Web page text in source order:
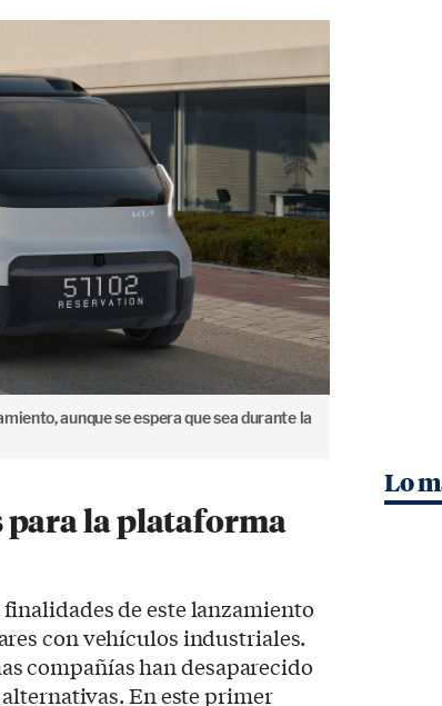
aunque se espera que sea durante la
la plataforma
finalidades de este lanzamiento
con vehículos industriales.
compañías han desaparecido
En este primer
Lo